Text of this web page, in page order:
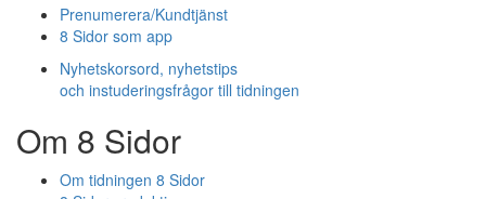
Prenumerera/Kundtjänst
8 Sidor som app
Nyhetskorsord, nyhetstips
och instuderingsfrågor till tidningen
Om 8 Sidor
Om tidningen 8 Sidor